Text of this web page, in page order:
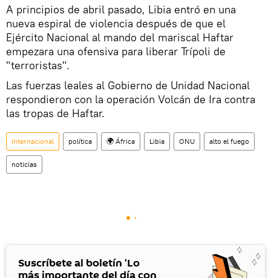
A principios de abril pasado, Libia entró en una
nueva espiral de violencia después de que el
Ejército Nacional al mando del mariscal Haftar
empezara una ofensiva para liberar Trípoli de
"terroristas".
Las fuerzas leales al Gobierno de Unidad Nacional
respondieron con la operación Volcán de Ira contra
las tropas de Haftar.
Internacional política 🌍 África Libia ONU alto el fuego
noticias
Suscríbete al boletín 'Lo